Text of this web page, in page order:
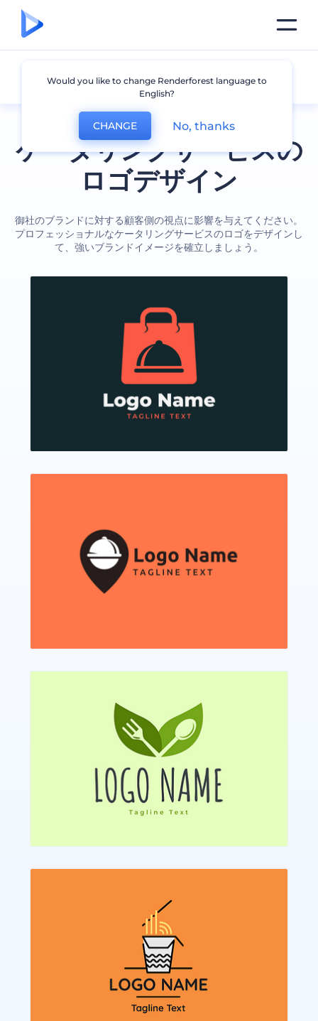
ケータリングサービスの
ロゴデザイン
御社のブランドに対する顧客側の視点に影響を与えてください。
プロフェッショナルなケータリングサービスのロゴをデザインし
て、強いブランドイメージを確立しましょう。
ケータリング
Would you like to change Renderforest language to
English?
CHANGE No, thanks